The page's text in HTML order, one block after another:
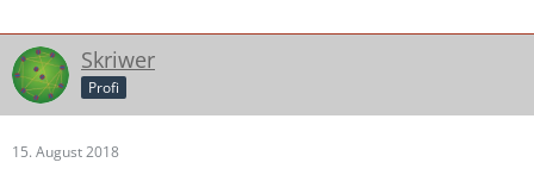
Skriwer
Profi
15. August 2018